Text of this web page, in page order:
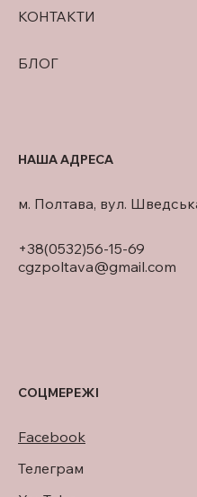
КОНТАКТИ
БЛОГ
+38(0532)56-15-69
cgzpoltava@gmail.com
м. Полтава, вул.
НАША АДРЕСА
СОЦМЕРЕЖІ
Facebook
Телеграм